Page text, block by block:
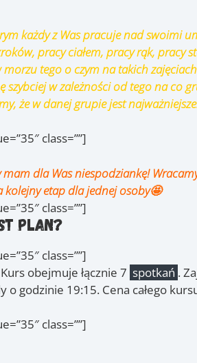
każdy z Was pracuje nad swoimi
pracy ciałem, pracy rąk,
tego o czym na takich
szybciej w zależności od tego na co
że w danej grupie jest
class=””]
mam dla Was niespodziankę!
etap dla jednej osoby🤩
class=””]
plan?
class=””]
obejmuje łącznie 7 spotkań .
o godzinie 19:15. Cena całego
class=””]